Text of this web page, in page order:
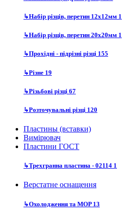
↳Набір різців, перетин 12х12мм 1
↳Набір різців, перетин 20х20мм 1
↳Прохідні - підрізні різці 155
↳Різне 19
↳Різьбові різці 67
↳Розточувальні різці 120
Пластины (вставки)
Вимірювач
Пластини ГОСТ
↳Трехгранна пластина - 02114 1
Верстатне оснащення
↳Охолодження та MOP 13